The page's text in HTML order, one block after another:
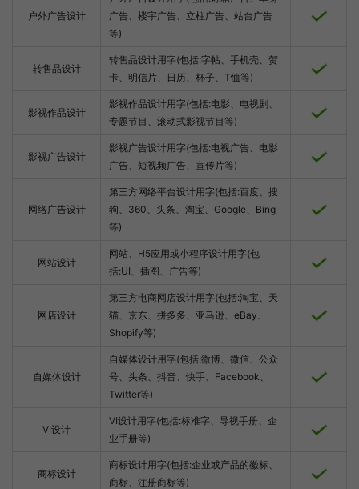
户外广告设计
广告、楼宇广告、立柱广告、站台广告
等)
转售品设计
转售品设计用字(包括:字帖、手机壳、贺
卡、明信片、日历、杯子、T恤等)
影视作品设计
影视作品设计用字(包括:电影、电视剧、
专题节目、滚动式影视节目等)
影视广告设计
影视广告设计用字(包括:电视广告、电影
广告、短视频广告、宣传片等)
网络广告设计
第三方网络平台设计用字(包括:百度、搜
狗、360、头条、淘宝、Google、Bing
等)
网站设计
网站、H5应用或小程序设计用字(包
括:UI、插图、广告等)
网店设计
第三方电商网店设计用字(包括:淘宝、天
猫、京东、拼多多、亚马逊、eBay、
Shopify等)
自媒体设计
自媒体设计用字(包括:微博、微信、公众
号、头条、抖音、快手、Facebook、
Twitter等)
VI设计
VI设计用字(包括:标准字、导视手册、企
业手册等)
商标设计
商标设计用字(包括:企业或产品的徽标、
商标、注册商标等)